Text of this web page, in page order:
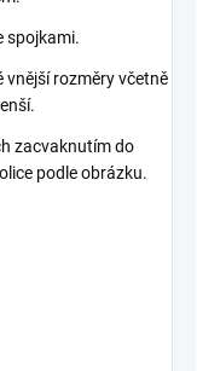
spojkami.
vnější rozměry včetně
zacvaknutím do
podle obrázku.